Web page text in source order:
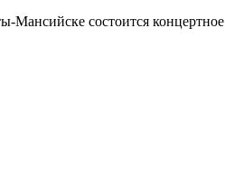
Мансийске состоится